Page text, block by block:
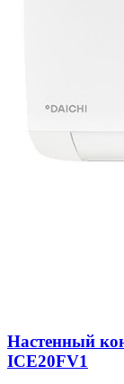
Настенный
ICE20FV1